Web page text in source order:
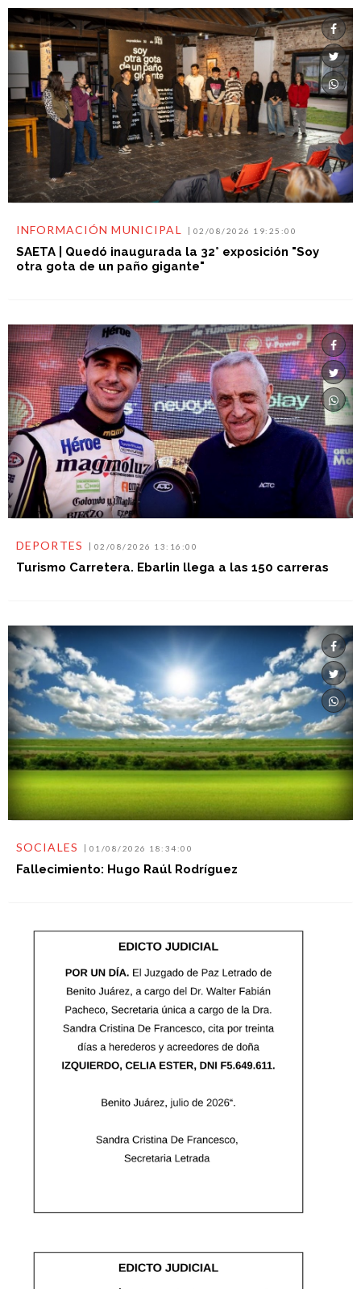
INFORMACIÓN MUNICIPAL 02/08/2026 19:25:00
SAETA | Quedó inaugurada la 32° exposición "Soy
otra gota de un paño gigante"
DEPORTES 02/08/2026 13:16:00
Turismo Carretera. Ebarlin llega a las 150 carreras
SOCIALES 01/08/2026 18:34:00
Fallecimiento: Hugo Raúl Rodríguez